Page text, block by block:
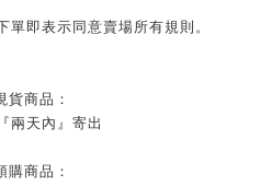
單即表示同意賣場所有規則。
貨商品：
兩天內』寄出
購商品：